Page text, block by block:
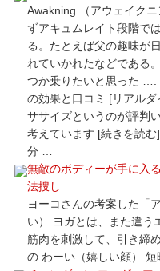
Awakning （アウェイク
ずアキュムレイト段階で
る。たとえば父の趣味が
れていかれたなどである
つか乗りたいと思った ….
の効果と口コミ [リアル
ササイズというのが評判
考えています [続きを読
分 …
無敵のボディーが手に入
法捜し
ヨーコさんの考案した「
い） ヨガとは、また違う
筋肉を刺激して、引き締
の わーい（嬉しい顔）